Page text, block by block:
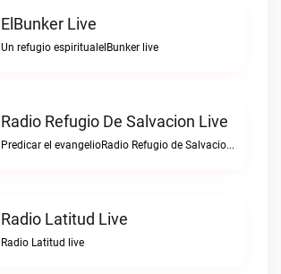
ElBunker Live
Un refugio espiritualelBunker live
Radio Refugio De Salvacion Live
Predicar el evangelioRadio Refugio de Salvacion live
Radio Latitud Live
Radio Latitud live